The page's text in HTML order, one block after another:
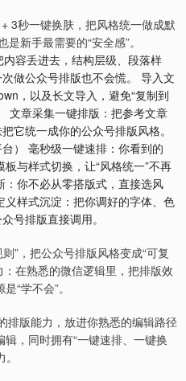
3秒一键换肤，把风格统一做成默
新手最需要的“安全感”。
容丢进去，结构层级、段落样
做公众号排版也不会慌。 导入文
，以及长文导入，避免“复制到
文章采集一键排版：把参考文章
它统一成你的公众号排版风格。
） 毫秒级一键速排：你看到的
与样式切换，让“风格统一”不再
你不必从零搭版式，直接选风
样式沉淀：把你调好的字体、色
号排版直接调用。
”，把公众号排版风格变成“可复
在熟悉的微信逻辑里，把排版效
“学不会”。
排版能力，放进你熟悉的编辑路径
，同时拥有“一键速排、一键换